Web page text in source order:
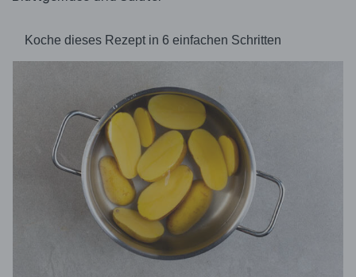
Koche dieses Rezept in 6 einfachen Schritten